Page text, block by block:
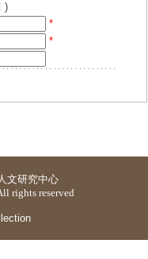
)
*
*
文研究中心
rights reserved